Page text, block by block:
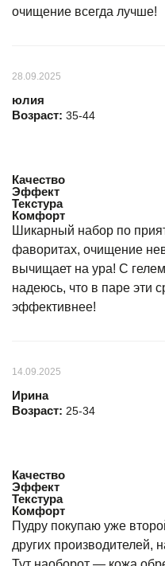
очищение всегда лучше!
28.09.2025
юлия
Возраст: 35-44
Качество
Эффект
Текстура
Комфорт
Шикарный набор по
фаворитах, очищение
вычищает на ура! С
надеюсь, что в паре эти
эффективнее!
14.09.2025
Ирина
Возраст: 25-34
Качество
Эффект
Текстура
Комфорт
Пудру покупаю уже
других производителей,